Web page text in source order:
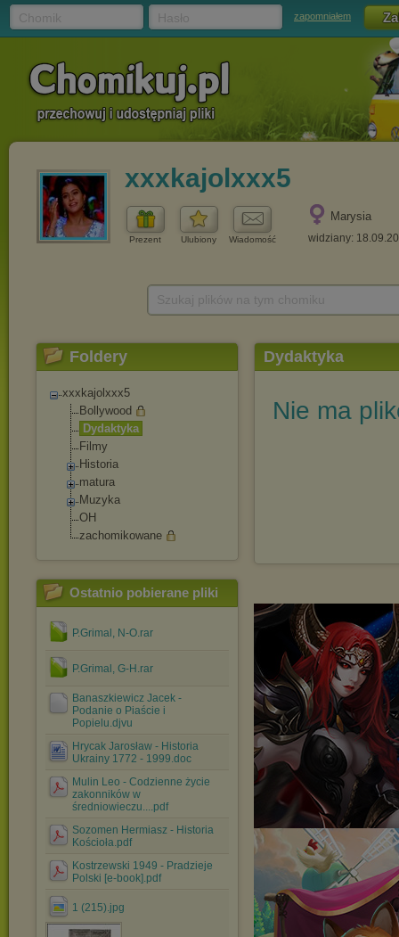
zapomniałem
xxxkajolxxx5
Prezent Ulubiony Wiadomość
Marysia
widziany:
Foldery
xxxkajolxxx5
Bollywood
Dydaktyka
Filmy
Historia
matura
Muzyka
OH
zachomikowane
Ostatnio pobierane pliki
P.Grimal, N-O.rar
P.Grimal, G-H.rar
Banaszkiewicz Jacek -
Podanie o Piaście i
Popielu.djvu
Hrycak Jarosław - Historia
Ukrainy 1772 - 1999.doc
Mulin Leo - Codzienne życie
zakonników w
średniowieczu....pdf
Sozomen Hermiasz - Historia
Kościoła.pdf
Kostrzewski 1949 - Pradzieje
Polski [e-book].pdf
1 (215).jpg
Dydaktyka
Nie ma